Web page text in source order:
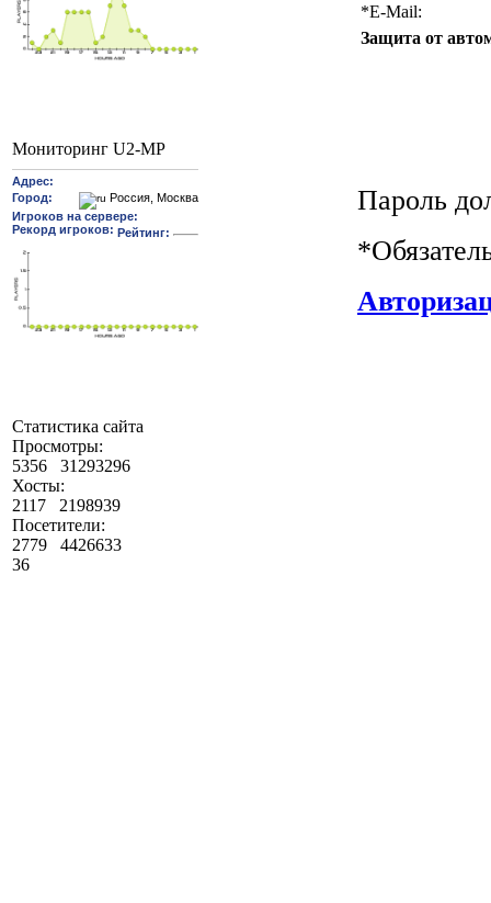
Мониторинг U2-MP
Статистика сайта
Просмотры:
5356
31293296
Хосты:
2117
2198939
Посетители:
2779
4426633
36
*E-Mail:
Защита от
Пароль
*